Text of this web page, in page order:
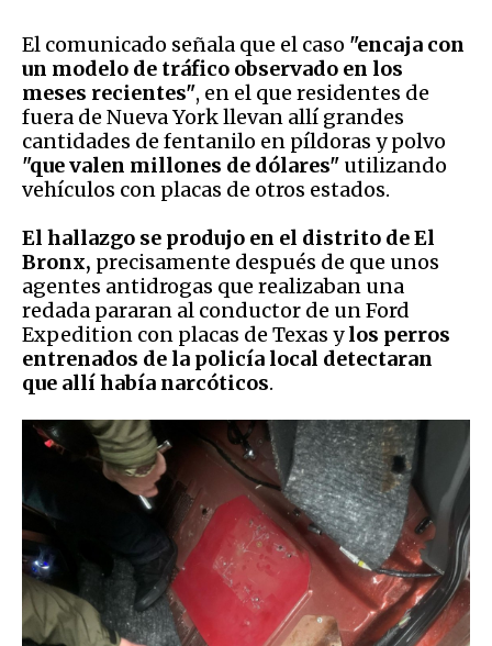
El comunicado señala que el caso "encaja con
un modelo de tráfico observado en los
meses recientes", en el que residentes de
fuera de Nueva York llevan allí grandes
cantidades de fentanilo en píldoras y polvo
"que valen millones de dólares" utilizando
vehículos con placas de otros estados.
El hallazgo se produjo en el distrito de El
Bronx, precisamente después de que unos
agentes antidrogas que realizaban una
redada pararan al conductor de un Ford
Expedition con placas de Texas ylos perros
entrenados de la policía local detectaran
que allí había narcóticos.